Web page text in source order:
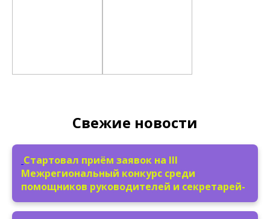
Свежие новости
Стартовал приём заявок на III
Межрегиональный конкурс среди
помощников руководителей и секретарей-